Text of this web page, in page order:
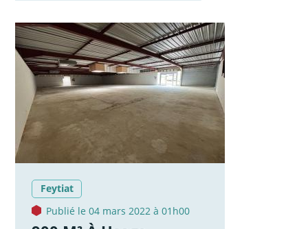
Feytiat
Publié le 04 mars 2022 à 01h00